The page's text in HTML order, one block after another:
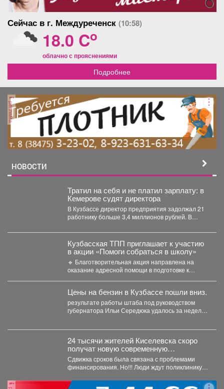
Сейчас в г. Междуреченск (10:58)
18.0 Co
облачно с прояснениями
Подробнее
реклама
НОВОСТИ
Тратил на себя и не платил зарплату: в
Кемерове судят директора
В Кузбассе директор предприятия задолжал 21
работнику больше 3,4 миллионов рублей. В
Кузбасская ТПП приглашает к участию
в акции «Помоги собраться в школу»
🔹 Благотворительная акция направлена на
оказание адресной помощи в подготовке к
Цены на бензин в Кузбассе пошли вниз.
результате работы штаба под руководством
губернатора Ильи Середюка удалось за неделю
24 тысячи жителей Киселевска скоро
получат новую современную
поликлинику.
Сдвижка сроков была связана с проблемами
финансирования. Но!!! Люди ждут поликлинику,